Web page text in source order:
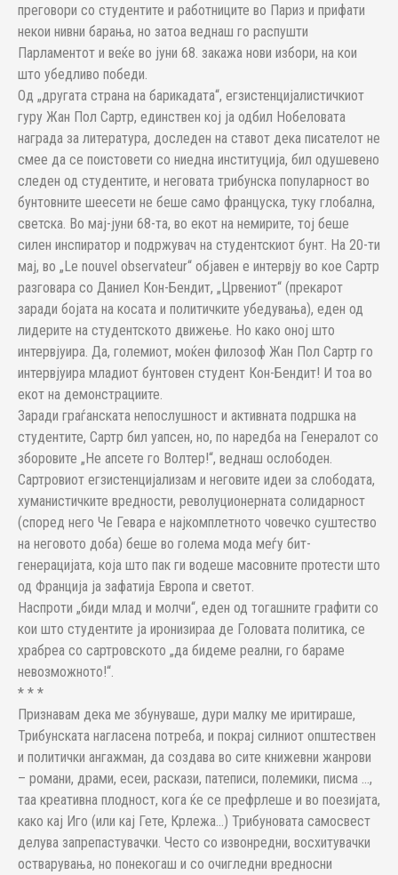
преговори со студентите и работниците во Париз и прифати
некои нивни барања, но затоа веднаш го распушти
Парламентот и веќе во јуни 68. закажа нови избори, на кои
што убедливо победи.
Од „другата страна на барикадата“, егзистенцијалистичкиот
гуру Жан Пол Сартр, единствен кој ја одбил Нобеловата
награда за литература, доследен на ставот дека писателот не
смее да се поистовети со ниедна институција, бил одушевено
следен од студентите, и неговата трибунска популарност во
бунтовните шеесети не беше само француска, туку глобална,
светска. Во мај-јуни 68-та, во екот на немирите, тој беше
силен инспиратор и подржувач на студентскиот бунт. На 20-ти
мај, во „Le nouvel observateur“ објавен е интервју во кое Сартр
разговара со Даниел Кон-Бендит, „Црвениот“ (прекарот
заради бојата на косата и политичките убедувања), еден од
лидерите на студентското движење. Но како оној што
интервјуира. Да, големиот, моќен филозоф Жан Пол Сартр го
интервјуира младиот бунтовен студент Кон-Бендит! И тоа во
екот на демонстрациите.
Заради граѓанската непослушност и активната подршка на
студентите, Сартр бил уапсен, но, по наредба на Генералот со
зборовите „Не апсете го Волтер!“, веднаш ослободен.
Сартровиот егзистенцијализам и неговите идеи за слободата,
хуманистичките вредности, револуционерната солидарност
(според него Че Гевара е најкомплетното човечко суштество
на неговото доба) беше во голема мода меѓу бит-
генерацијата, која што пак ги водеше масовните протести што
од Франција ја зафатија Европа и светот.
Наспроти „биди млад и молчи“, еден од тогашните графити со
кои што студентите ја иронизираа де Головата политика, се
храбреа со сартровското „да бидеме реални, го бараме
невозможното!“.
* * *
Признавам дека ме збунуваше, дури малку ме иритираше,
Трибунската нагласена потреба, и покрај силниот општествен
и политички ангажман, да создава во сите книжевни жанрови
– романи, драми, есеи, раскази, патеписи, полемики, писма …,
таа креативна плодност, кога ќе се префрлеше и во поезијата,
како кај Иго (или кај Гете, Крлежа…) Трибуновата самосвест
делува запрепастувачки. Често со извонредни, восхитувачки
остварувања, но понекогаш и со очигледни вредносни